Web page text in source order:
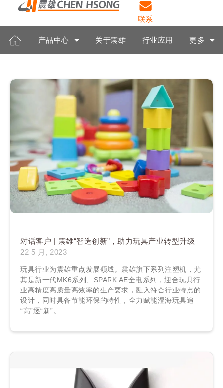
联系
产品中心 关于震雄 行业应用 更多
对话客户 | 震雄“智造创新”，助力玩具产业转型升级
22 5 月, 2023
玩具行业为震雄重点发展领域。震雄旗下系列注塑机，尤
其是新一代MK6系列、SPARK AE全电系列，迎合玩具行
业高精度高质量高效率的生产要求，融入符合行业特点的
设计，同时具备节能环保的特性，全力赋能澄海玩具追
“高”逐“新”。